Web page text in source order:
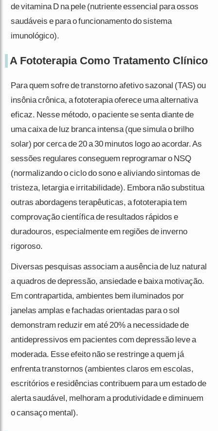
de vitamina D na pele (nutriente essencial para ossos
saudáveis e para o funcionamento do sistema
imunológico).
A Fototerapia Como Tratamento Clínico
Para quem sofre de transtorno afetivo sazonal (TAS) ou
insônia crônica, a fototerapia oferece uma alternativa
eficaz. Nesse método, o paciente se senta diante de
uma caixa de luz branca intensa (que simula o brilho
solar) por cerca de 20 a 30 minutos logo ao acordar. As
sessões regulares conseguem reprogramar o NSQ
(normalizando o ciclo do sono e aliviando sintomas de
tristeza, letargia e irritabilidade). Embora não substitua
outras abordagens terapêuticas, a fototerapia tem
comprovação científica de resultados rápidos e
duradouros, especialmente em regiões de inverno
rigoroso.
Diversas pesquisas associam a ausência de luz natural
a quadros de depressão, ansiedade e baixa motivação.
Em contrapartida, ambientes bem iluminados por
janelas amplas e fachadas orientadas para o sol
demonstram reduzir em até 20% a necessidade de
antidepressivos em pacientes com depressão leve a
moderada. Esse efeito não se restringe a quem já
enfrenta transtornos (ambientes claros em escolas,
escritórios e residências contribuem para um estado de
alerta saudável, melhoram a produtividade e diminuem
o cansaço mental).